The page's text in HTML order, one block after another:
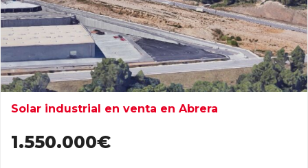
Solar industrial en venta en Abrera
1.550.000€